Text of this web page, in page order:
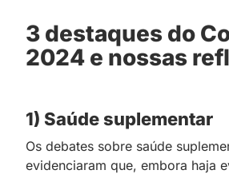
3 destaques do
2024 e nossas
1) Saúde suplementar
Os debates sobre saúde
evidenciaram que, embora haja